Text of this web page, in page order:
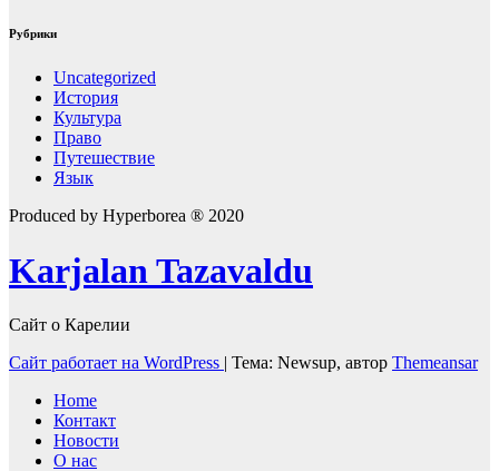
Рубрики
Uncategorized
История
Культура
Право
Путешествие
Язык
Produced by Hyperborea ® 2020
Karjalan Tazavaldu
Сайт о Карелии
Сайт работает на WordPress | Тема: Newsup, автор Themeansar
Home
Контакт
Новости
О нас